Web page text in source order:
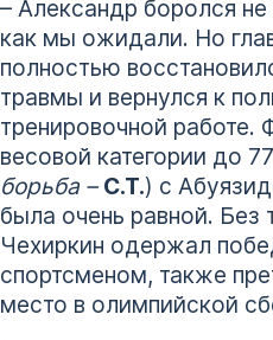
– Александр боролся не
как мы ожидали. Но
полностью
травмы и вернулся к
тренировочной работе.
весовой категории до
борьба – С.Т.) с
была очень равной. Без
Чехиркин одержал
спортсменом, также
место в олимпийской